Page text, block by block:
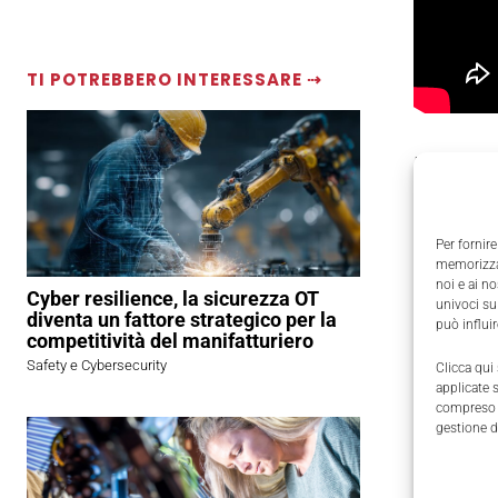
Per
noi e ai
univoci
può
Clicca qui
applicate
gestione
TI POTREBBERO INTERESSARE ⇢
Cyber resilience, la sicurezza OT
diventa un fattore strategico per la
competitività del manifatturiero
Safety e Cybersecurity
Il settore
chiave
In